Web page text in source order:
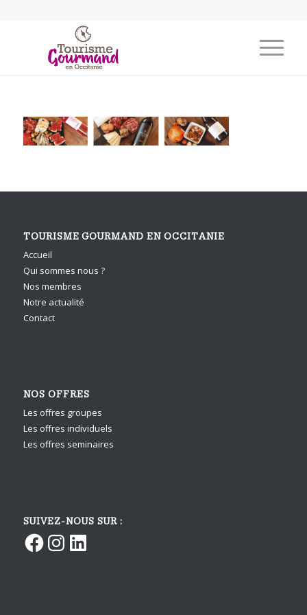
TOURISME GOURMAND EN OCCITANIE
Accueil
Qui sommes nous ?
Nos membres
Notre actualité
Contact
NOS OFFRES
Les offres groupes
Les offres individuels
Les offres seminaires
SUIVEZ-NOUS SUR :
FacebookInstagram
LinkedIn